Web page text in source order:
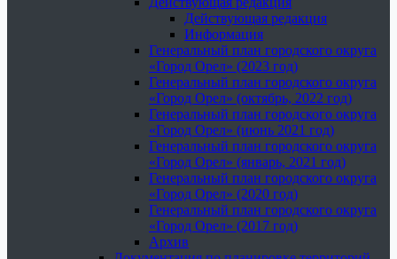
Действующая редакция
Информация
Генеральный план городского округа
«Город Орел» (2023 год)
Генеральный план городского округа
«Город Орел» (октябрь, 2022 год)
Генеральный план городского округа
«Город Орел» (июнь 2021 год)
Генеральный план городского округа
«Город Орел» (январь, 2021 год)
Генеральный план городского округа
«Город Орел» (2020 год)
Генеральный план городского округа
«Город Орел» (2017 год)
Архив